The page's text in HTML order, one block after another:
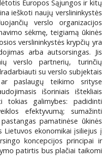
Europos Sąjungos ir kitų
ieškoti naujų verslininkystės
verslo organizacijos
sėkmę, teigiamą ūkinės
verslininkystės krypčių yra
arba autsorsingas. Jis
verslo partnerių, turinčių
su verslo subjektais
paslaugų teikimo srityse
išoriniais ištekliais
tokias galimybes: padidinti
efektyvumą; sumažinti
pamatinėse ūkinės
Lietuvos ekonomikai įsiliejus į
koncepcijos principai ir
patirtis bus plačiai taikomi